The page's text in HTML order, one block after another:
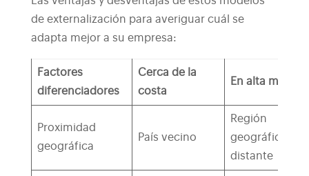
de externalización para averiguar cuál se
adapta mejor a su empresa:
Factores
diferenciadores
Cerca de la
costa
En alta mar
Proximidad
geográfica
País vecino
Región
distante